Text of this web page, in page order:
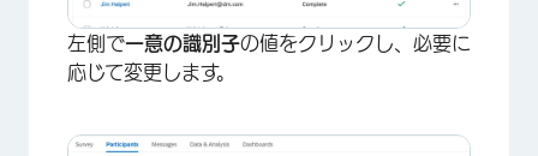
左側で一意の識別子の値をクリックし、必要に
応じて変更します。